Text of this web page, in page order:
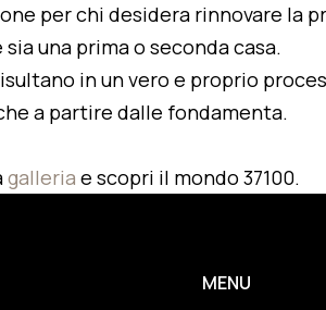
per chi desidera rinnovare la
una prima o seconda casa.
in un vero e proprio
a partire dalle fondamenta.
galleria e scopri il mondo 37100.
MENU